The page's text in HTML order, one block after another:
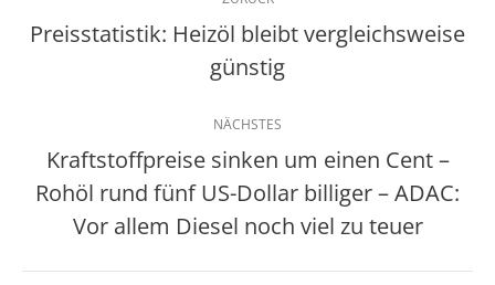
Vorheriger
Beitrag:
Preisstatistik: Heizöl bleibt vergleichsweise
günstig
NÄCHSTES
Nächster
Beitrag:
Kraftstoffpreise sinken um einen Cent –
Rohöl rund fünf US-Dollar billiger – ADAC:
Vor allem Diesel noch viel zu teuer